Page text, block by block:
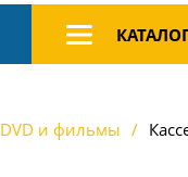
DVD и фильмы